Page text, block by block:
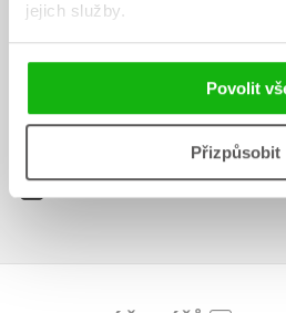
jejich služby.
Povolit
Přizpůsobit
menia svet, som pocítila veľký príval
SKY BROWNOVÁ, olympionička,
Ke stažení